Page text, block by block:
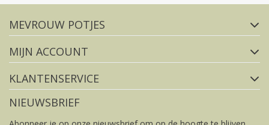
FACEBOOK
MEVROUW POTJES
MIJN ACCOUNT
KLANTENSERVICE
NIEUWSBRIEF